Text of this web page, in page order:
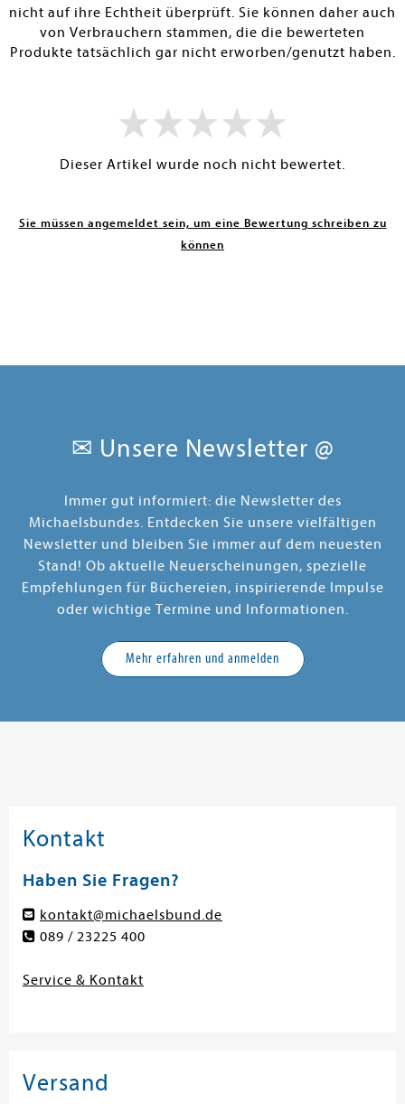
nicht auf ihre Echtheit überprüft. Sie können daher auch
von Verbrauchern stammen, die die bewerteten
Produkte tatsächlich gar nicht erworben/genutzt haben.
Dieser Artikel wurde noch nicht bewertet.
Sie müssen angemeldet sein, um eine Bewertung schreiben zu
können
✉ Unsere Newsletter @
Immer gut informiert: die Newsletter des
Michaelsbundes. Entdecken Sie unsere vielfältigen
Newsletter und bleiben Sie immer auf dem neuesten
Stand! Ob aktuelle Neuerscheinungen, spezielle
Empfehlungen für Büchereien, inspirierende Impulse
oder wichtige Termine und Informationen.
Mehr erfahren und anmelden
Kontakt
Haben Sie Fragen?
kontakt@michaelsbund.de
089 / 23225 400
Service & Kontakt
Versand